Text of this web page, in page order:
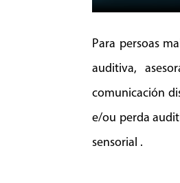
Para persoas
auditiva,
comunicación
e/ou perda
sensorial .